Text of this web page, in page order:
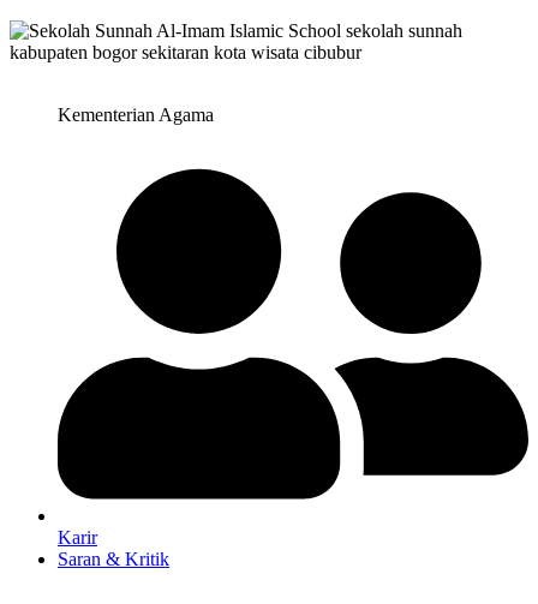
Kementerian Agama
Karir
Saran & Kritik